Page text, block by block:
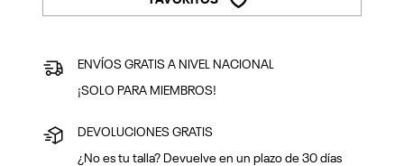
ENVÍOS GRATIS A NIVEL NACIONAL
¡SOLO PARA MIEMBROS!
DEVOLUCIONES GRATIS
¿No es tu talla? Devuelve en un plazo de 30 días